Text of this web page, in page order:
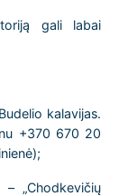
gali labai
kalavijas.
+370 670 20
„Chodkevičių